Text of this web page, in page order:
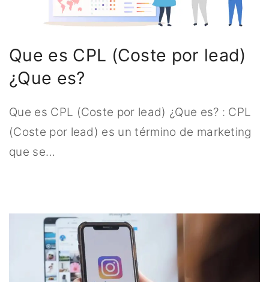
Que es CPL (Coste por lead)
¿Que es?
Que es CPL (Coste por lead) ¿Que es? : CPL
(Coste por lead) es un término de marketing
que se…